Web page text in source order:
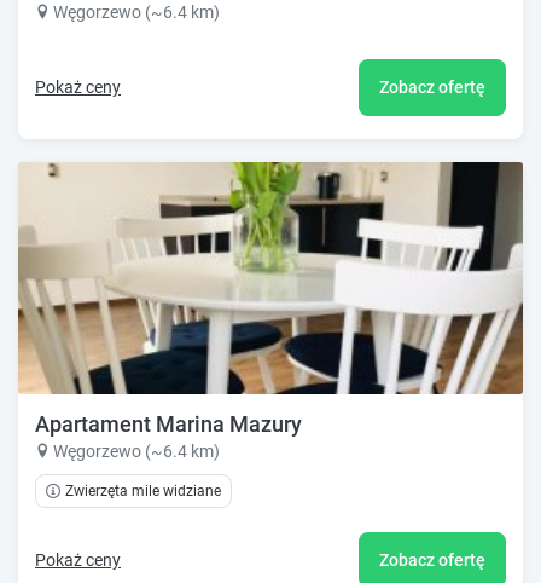
Węgorzewo (~6.4 km)
Pokaż ceny Zobacz ofertę
Apartament Marina Mazury
Węgorzewo (~6.4 km)
Zwierzęta mile widziane
Pokaż ceny Zobacz ofertę